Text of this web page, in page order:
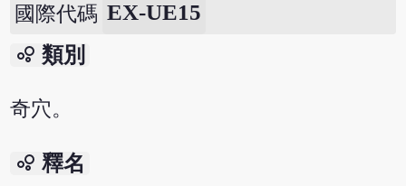
國際代碼 EX-UE15
bubble_chart 類別
奇穴。
bubble_chart 釋名